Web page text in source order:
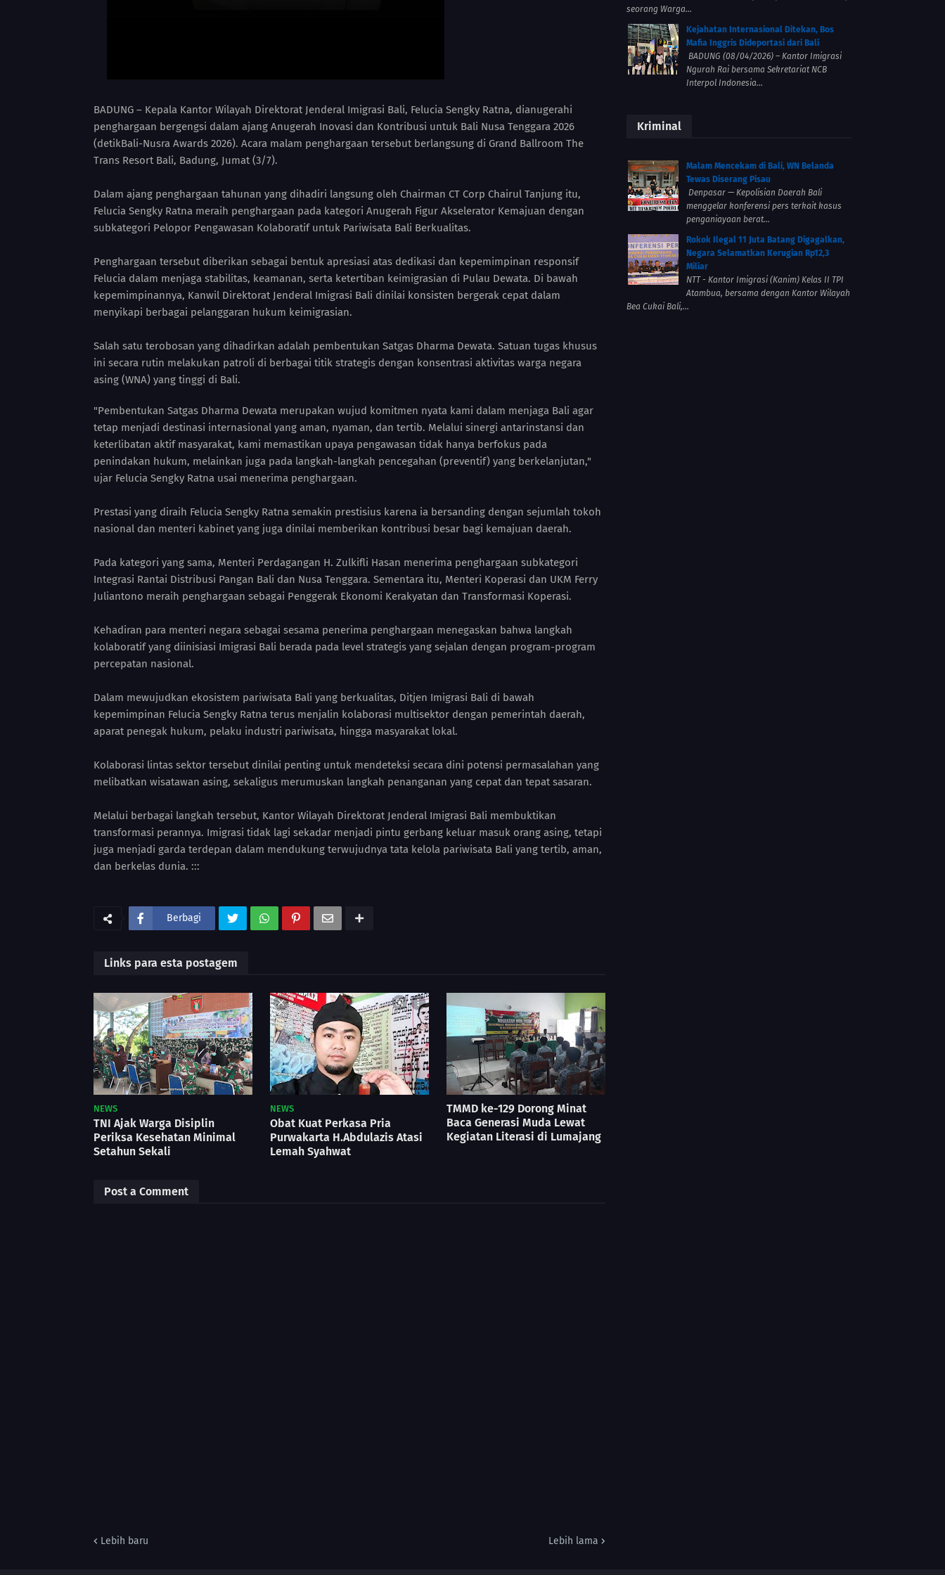
BADUNG – Kepala Kantor Wilayah Direktorat Jenderal Imigrasi Bali, Felucia Sengky Ratna, dianugerahi
penghargaan bergengsi dalam ajang Anugerah Inovasi dan Kontribusi untuk Bali Nusa Tenggara 2026
(detikBali-Nusra Awards 2026). Acara malam penghargaan tersebut berlangsung di Grand Ballroom The
Trans Resort Bali, Badung, Jumat (3/7).
Dalam ajang penghargaan tahunan yang dihadiri langsung oleh Chairman CT Corp Chairul Tanjung itu,
Felucia Sengky Ratna meraih penghargaan pada kategori Anugerah Figur Akselerator Kemajuan dengan
subkategori Pelopor Pengawasan Kolaboratif untuk Pariwisata Bali Berkualitas.
Penghargaan tersebut diberikan sebagai bentuk apresiasi atas dedikasi dan kepemimpinan responsif
Felucia dalam menjaga stabilitas, keamanan, serta ketertiban keimigrasian di Pulau Dewata. Di bawah
kepemimpinannya, Kanwil Direktorat Jenderal Imigrasi Bali dinilai konsisten bergerak cepat dalam
menyikapi berbagai pelanggaran hukum keimigrasian.
Salah satu terobosan yang dihadirkan adalah pembentukan Satgas Dharma Dewata. Satuan tugas khusus
ini secara rutin melakukan patroli di berbagai titik strategis dengan konsentrasi aktivitas warga negara
asing (WNA) yang tinggi di Bali.
"Pembentukan Satgas Dharma Dewata merupakan wujud komitmen nyata kami dalam menjaga Bali agar
tetap menjadi destinasi internasional yang aman, nyaman, dan tertib. Melalui sinergi antarinstansi dan
keterlibatan aktif masyarakat, kami memastikan upaya pengawasan tidak hanya berfokus pada
penindakan hukum, melainkan juga pada langkah-langkah pencegahan (preventif) yang berkelanjutan,"
ujar Felucia Sengky Ratna usai menerima penghargaan.
Prestasi yang diraih Felucia Sengky Ratna semakin prestisius karena ia bersanding dengan sejumlah tokoh
nasional dan menteri kabinet yang juga dinilai memberikan kontribusi besar bagi kemajuan daerah.
Pada kategori yang sama, Menteri Perdagangan H. Zulkifli Hasan menerima penghargaan subkategori
Integrasi Rantai Distribusi Pangan Bali dan Nusa Tenggara. Sementara itu, Menteri Koperasi dan UKM Ferry
Juliantono meraih penghargaan sebagai Penggerak Ekonomi Kerakyatan dan Transformasi Koperasi.
Kehadiran para menteri negara sebagai sesama penerima penghargaan menegaskan bahwa langkah
kolaboratif yang diinisiasi Imigrasi Bali berada pada level strategis yang sejalan dengan program-program
percepatan nasional.
Dalam mewujudkan ekosistem pariwisata Bali yang berkualitas, Ditjen Imigrasi Bali di bawah
kepemimpinan Felucia Sengky Ratna terus menjalin kolaborasi multisektor dengan pemerintah daerah,
aparat penegak hukum, pelaku industri pariwisata, hingga masyarakat lokal.
Kolaborasi lintas sektor tersebut dinilai penting untuk mendeteksi secara dini potensi permasalahan yang
melibatkan wisatawan asing, sekaligus merumuskan langkah penanganan yang cepat dan tepat sasaran.
Melalui berbagai langkah tersebut, Kantor Wilayah Direktorat Jenderal Imigrasi Bali membuktikan
transformasi perannya. Imigrasi tidak lagi sekadar menjadi pintu gerbang keluar masuk orang asing, tetapi
juga menjadi garda terdepan dalam mendukung terwujudnya tata kelola pariwisata Bali yang tertib, aman,
dan berkelas dunia. :::
Berbagi
Links para esta postagem
NEWS
TNI Ajak Warga Disiplin
Periksa Kesehatan Minimal
Setahun Sekali
NEWS
Obat Kuat Perkasa Pria
Purwakarta H.Abdulazis Atasi
Lemah Syahwat
TMMD ke-129 Dorong Minat
Baca Generasi Muda Lewat
Kegiatan Literasi di Lumajang
Post a Comment
Lebih baru Lebih lama
seorang Warga...
Kejahatan Internasional Ditekan, Bos
Mafia Inggris Dideportasi dari Bali
BADUNG (08/04/2026) – Kantor Imigrasi
Ngurah Rai bersama Sekretariat NCB
Interpol Indonesia...
Kriminal
Malam Mencekam di Bali, WN Belanda
Tewas Diserang Pisau
Denpasar — Kepolisian Daerah Bali
menggelar konferensi pers terkait kasus
penganiayaan berat...
Rokok Ilegal 11 Juta Batang Digagalkan,
Negara Selamatkan Kerugian Rp12,3
Miliar
NTT - Kantor Imigrasi (Kanim) Kelas II TPI
Atambua, bersama dengan Kantor Wilayah
Bea Cukai Bali,...